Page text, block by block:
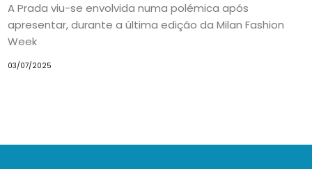
A Prada viu-se envolvida numa polémica após
apresentar, durante a última edição da Milan Fashion
Week
03/07/2025